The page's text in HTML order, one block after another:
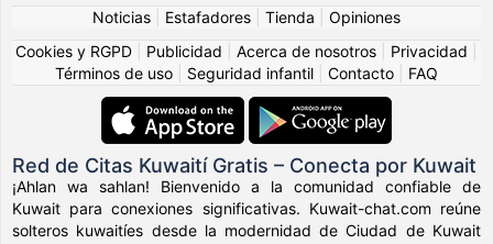
Noticias Estafadores Tienda
Opiniones
Cookies y RGPD
Publicidad Acerca de nosotros Privacidad
Términos de uso
Seguridad infantil Contacto FAQ
Red de Citas Kuwaití Gratis – Conecta por Kuwait
¡Ahlan wa sahlan! Bienvenido a la comunidad confiable de
Kuwait para conexiones significativas. Kuwait-chat.com reúne
solteros kuwaitíes desde la modernidad de Ciudad de Kuwait